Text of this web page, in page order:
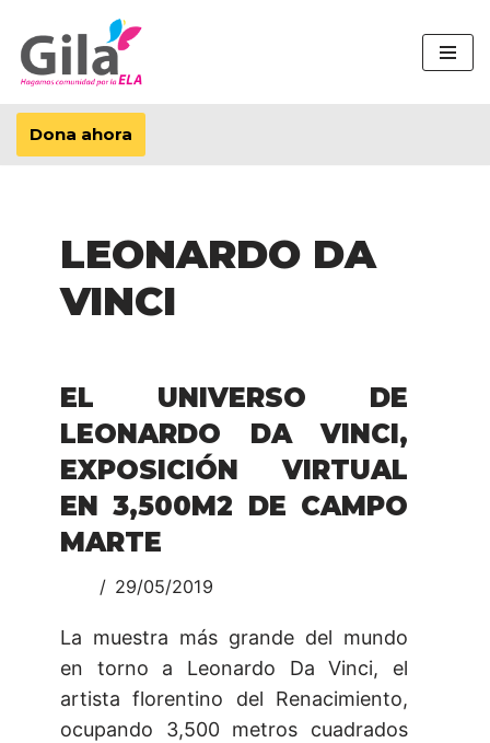
Saltar
al
contenido
Dona ahora
LEONARDO DA
VINCI
EL UNIVERSO DE
LEONARDO DA VINCI,
EXPOSICIÓN VIRTUAL
EN 3,500M2 DE CAMPO
MARTE
29/05/2019
La muestra más grande del mundo
en torno a Leonardo Da Vinci, el
artista florentino del Renacimiento,
ocupando 3,500 metros cuadrados